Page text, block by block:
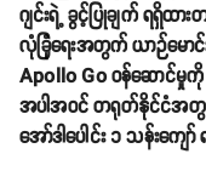
ဂျင်းရဲ့ ခွင့်ပြုချက် ရရှိထာ
လုံခြုံရေးအတွက် ယာဉ်မောင်
Apollo Go ဝန်ဆောင်မှုကို
အပါအဝင် တရုတ်နိုင်ငံအတွင်
အော်ဒါပေါင်း ၁ သန်းက